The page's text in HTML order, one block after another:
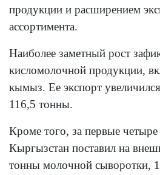
продукции и расширением
ассортимента.
Наиболее заметный рост
кисломолочной продукции,
кымыз. Ее экспорт
116,5 тонны.
Кроме того, за первые четыре
Кыргызстан поставил на
тонны молочной сыворотки,